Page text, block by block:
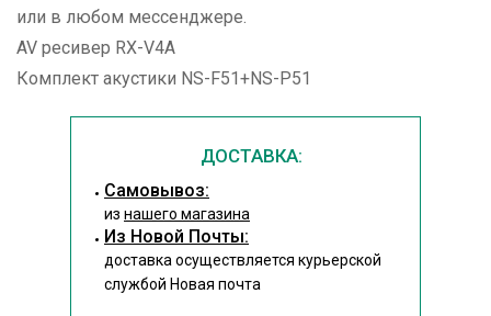
или в любом мессенджере.
AV ресивер RX-V4A
Комплект акустики NS-F51+NS-P51
ДОСТАВКА:
Cамовывоз:
из нашего магазина
Из Новой Почты:
доставка осуществляется курьерской
службой Новая почта